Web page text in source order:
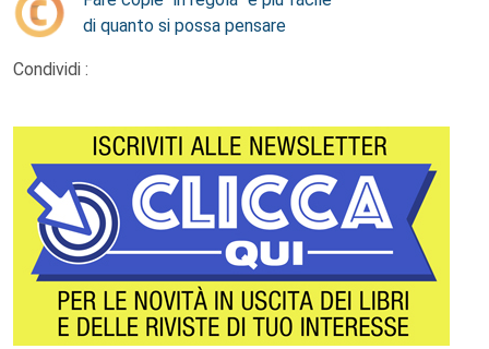
di quanto si possa pensare
Condividi :